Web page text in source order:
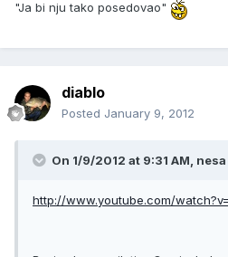
"Ja bi nju tako posedovao"
diablo
Posted January 9, 2012
On 1/9/2012 at 9:31 AM,
http://www.youtube.com/